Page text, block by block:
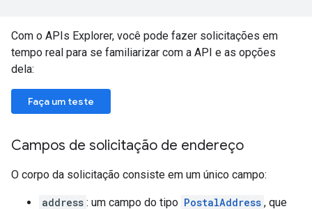
Com o APIs Explorer, você pode fazer solicitações em
tempo real para se familiarizar com a API e as opções
dela:
Faça um teste
Campos de solicitação de endereço
O corpo da solicitação consiste em um único campo:
address : um campo do tipo PostalAddress , que